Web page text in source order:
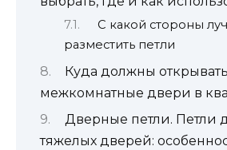
С какой стороны
разместить петли
Куда должны
межкомнатные двери в
Дверные петли. Петли
тяжелых дверей: